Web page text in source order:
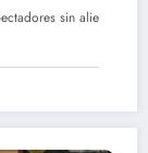
sin alie